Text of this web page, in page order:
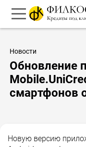
Новости
Обновление
смартфонов
Новую версию